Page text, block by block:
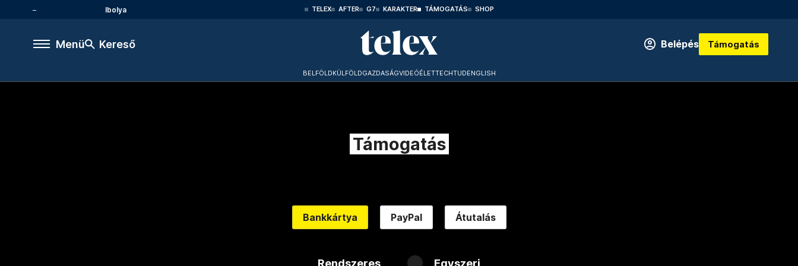
Ibolya TELEX AFTER G7 KARAKTER TÁMOGATÁS SHOP
Menü Kereső Belépés Támogatás
BELFÖLDKÜLFÖLDGAZDASÁGVIDEÓÉLETTECHTUDENGLISH
Támogatás
Bankkártya PayPal Átutalás
Rendszeres Egyszeri